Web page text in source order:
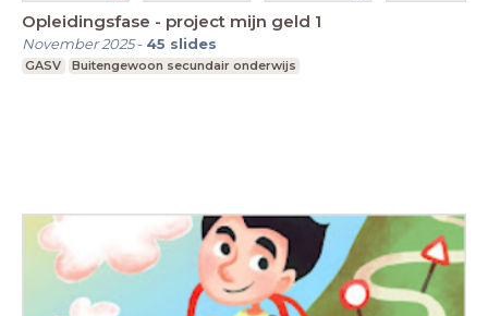
Opleidingsfase - project mijn geld 1
November 2025- 45 slides
GASV Buitengewoon secundair onderwijs